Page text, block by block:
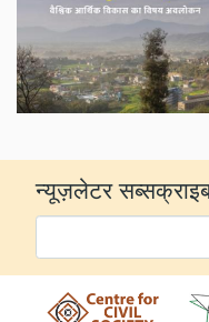
न्यूज़लेटर